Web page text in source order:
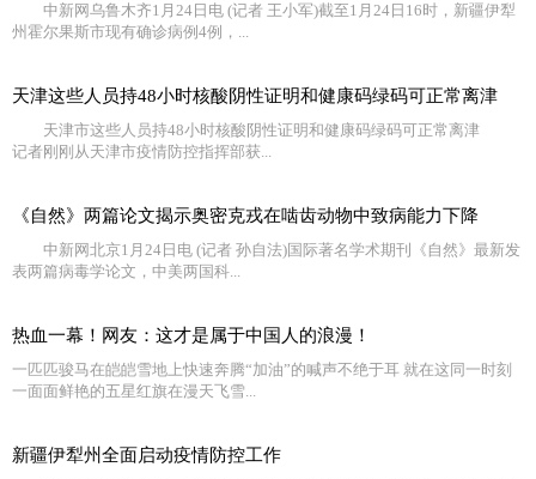
中新网乌鲁木齐1月24日电 (记者 王小军)截至1月24日16时，新疆伊犁
州霍尔果斯市现有确诊病例4例，...
天津这些人员持48小时核酸阴性证明和健康码绿码可正常离津
天津市这些人员持48小时核酸阴性证明和健康码绿码可正常离津
记者刚刚从天津市疫情防控指挥部获...
《自然》两篇论文揭示奥密克戎在啮齿动物中致病能力下降
中新网北京1月24日电 (记者 孙自法)国际著名学术期刊《自然》最新发
表两篇病毒学论文，中美两国科...
热血一幕！网友：这才是属于中国人的浪漫！
一匹匹骏马在皑皑雪地上快速奔腾“加油”的喊声不绝于耳 就在这同一时刻
一面面鲜艳的五星红旗在漫天飞雪...
新疆伊犁州全面启动疫情防控工作